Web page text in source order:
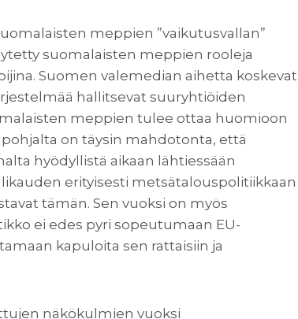
meppien ”vaikutusvallan”
suomalaisten meppien rooleja
Suomen valemedian aihetta koskevat
hallitsevat suuryhtiöiden
meppien tulee ottaa huomioon
on täysin mahdotonta, että
hyödyllistä aikaan lähtiessään
erityisesti metsätalouspolitiikkaan
tämän. Sen vuoksi on myös
ei edes pyri sopeutumaan EU-
kapuloita sen rattaisiin ja
näkökulmien vuoksi